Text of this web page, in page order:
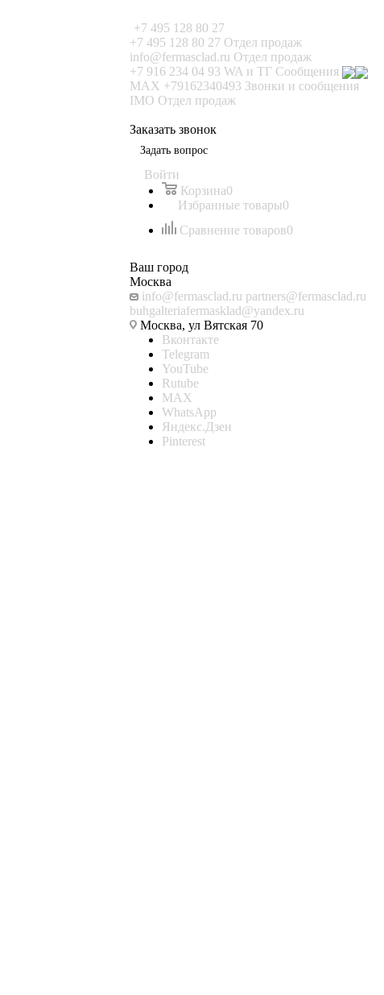
+7 495 128 80 27
+7 495 128 80 27 Отдел продаж
info@fermasclad.ru Отдел продаж
+7 916 234 04 93 WA и ТГ Сообщения
MAX +79162340493 Звонки и сообщения
IMO Отдел продаж
Заказать звонок
Задать вопрос
Войти
Корзина0
Избранные товары0
Сравнение товаров0
Ваш город
Москва
info@fermasclad.ru partners@fermasclad.ru
buhgalteriafermasklad@yandex.ru
Москва, ул Вятская 70
Вконтакте
Telegram
YouTube
Rutube
MAX
WhatsApp
Яндекс.Дзен
Pinterest